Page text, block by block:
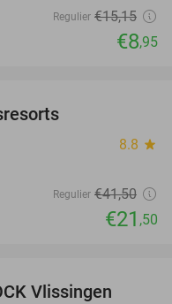
Regulier €15,15
€8,95
8.8 star
Regulier €41,50
€21 ,50
Vlissingen